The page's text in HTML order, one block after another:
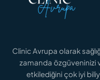
Clinic Avrupa olarak
zamanda özgüveninizi
etkilediğini çok iyi